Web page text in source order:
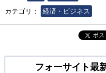
カテゴリ：
経済・ビジネス
ポス
フォーサイト最